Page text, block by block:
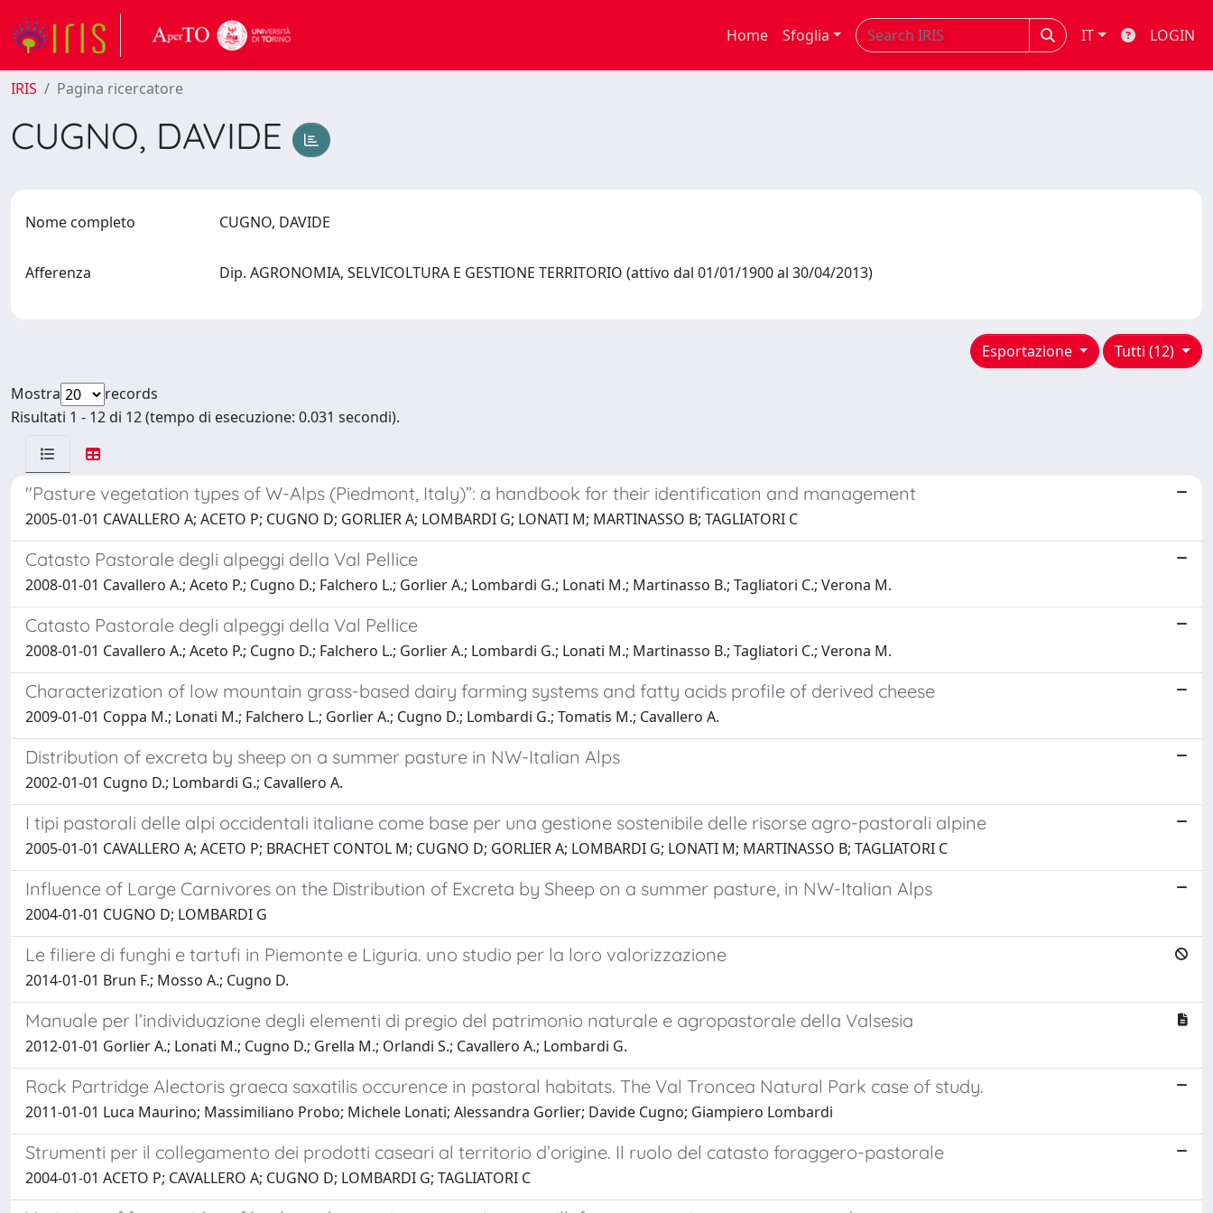
Home Sfoglia IT LOGIN
IRIS Pagina ricercatore
CUGNO, DAVIDE
Nome completo CUGNO, DAVIDE
Afferenza Dip. AGRONOMIA, SELVICOLTURA E GESTIONE TERRITORIO (attivo dal 01/01/1900 al 30/04/2013)
Tutti (12)
Esportazione
Mostra
records
Risultati 1 - 12 di 12 (tempo di esecuzione: 0.031 secondi).
"Pasture vegetation types of W-Alps (Piedmont, Italy)”: a handbook for their identification and management
2005-01-01 CAVALLERO A; ACETO P; CUGNO D; GORLIER A; LOMBARDI G; LONATI M; MARTINASSO B; TAGLIATORI C
Catasto Pastorale degli alpeggi della Val Pellice
2008-01-01 Cavallero A.; Aceto P.; Cugno D.; Falchero L.; Gorlier A.; Lombardi G.; Lonati M.; Martinasso B.; Tagliatori C.; Verona M.
Catasto Pastorale degli alpeggi della Val Pellice
2008-01-01 Cavallero A.; Aceto P.; Cugno D.; Falchero L.; Gorlier A.; Lombardi G.; Lonati M.; Martinasso B.; Tagliatori C.; Verona M.
Characterization of low mountain grass-based dairy farming systems and fatty acids profile of derived cheese
2009-01-01 Coppa M.; Lonati M.; Falchero L.; Gorlier A.; Cugno D.; Lombardi G.; Tomatis M.; Cavallero A.
Distribution of excreta by sheep on a summer pasture in NW-Italian Alps
2002-01-01 Cugno D.; Lombardi G.; Cavallero A.
I tipi pastorali delle alpi occidentali italiane come base per una gestione sostenibile delle risorse agro-pastorali alpine
2005-01-01 CAVALLERO A; ACETO P; BRACHET CONTOL M; CUGNO D; GORLIER A; LOMBARDI G; LONATI M; MARTINASSO B; TAGLIATORI C
Influence of Large Carnivores on the Distribution of Excreta by Sheep on a summer pasture, in NW-Italian Alps
2004-01-01 CUGNO D; LOMBARDI G
Le filiere di funghi e tartufi in Piemonte e Liguria. uno studio per la loro valorizzazione
2014-01-01 Brun F.; Mosso A.; Cugno D.
Manuale per l’individuazione degli elementi di pregio del patrimonio naturale e agropastorale della Valsesia
2012-01-01 Gorlier A.; Lonati M.; Cugno D.; Grella M.; Orlandi S.; Cavallero A.; Lombardi G.
Rock Partridge Alectoris graeca saxatilis occurence in pastoral habitats. The Val Troncea Natural Park case of study.
2011-01-01 Luca Maurino; Massimiliano Probo; Michele Lonati; Alessandra Gorlier; Davide Cugno; Giampiero Lombardi
Strumenti per il collegamento dei prodotti caseari al territorio d’origine. Il ruolo del catasto foraggero-pastorale
2004-01-01 ACETO P; CAVALLERO A; CUGNO D; LOMBARDI G; TAGLIATORI C